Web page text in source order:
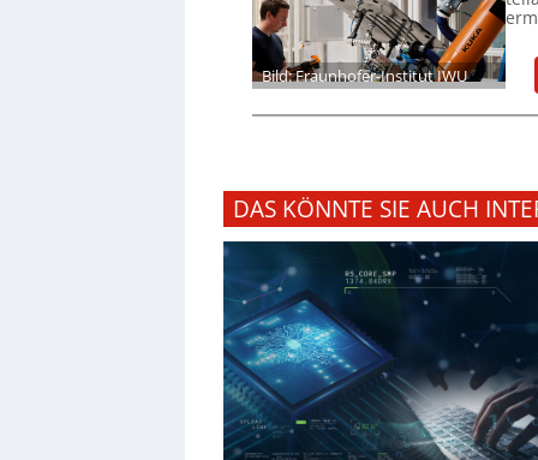
Bild: Fraunhofer-Institut IWU
DAS KÖNNTE SIE AUCH